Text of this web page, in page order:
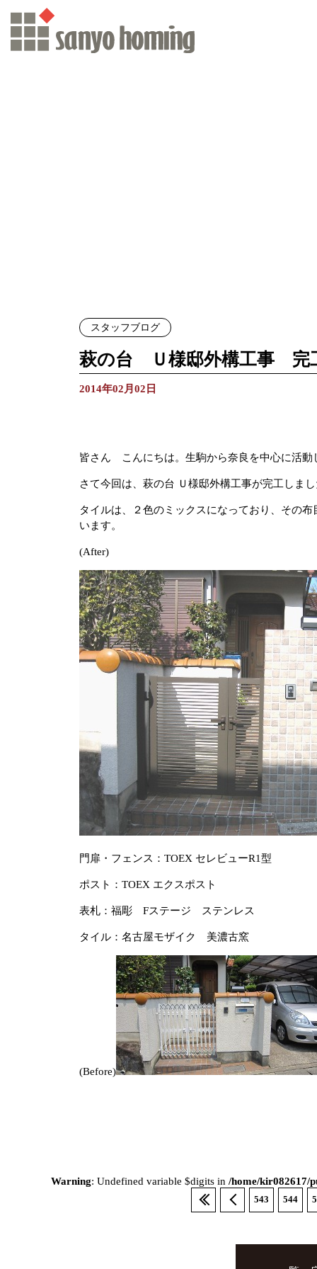
スタッフブログ
萩の台 Ｕ様邸外構工事 完
2014年02月02日
皆さん こんにちは。生駒から奈良を中心に活動
さて今回は、萩の台 Ｕ様邸外構工事が完工しま
タイルは、２色のミックスになっており、その
います。
(After)
門扉・フェンス：TOEX セレビューR1型
ポスト：TOEX エクスポスト
表札：福彫 Fステージ ステンレス
タイル：名古屋モザイク 美濃古窯
(Before)
Warning: Undefined variable $digits in /home/kir082617/
543 544